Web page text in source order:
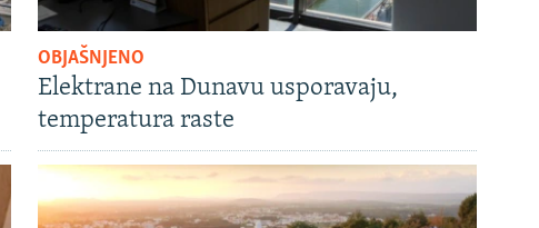
OBJAŠNJENO
Elektrane na Dunavu usporavaju,
temperatura raste